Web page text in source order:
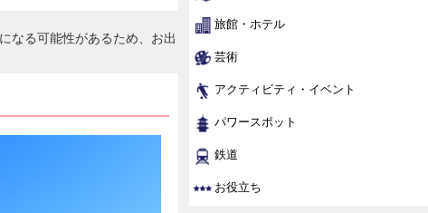
なる可能性があるため、お出
旅館・ホテル
芸術
アクティビティ・イベント
パワースポット
鉄道
お役立ち